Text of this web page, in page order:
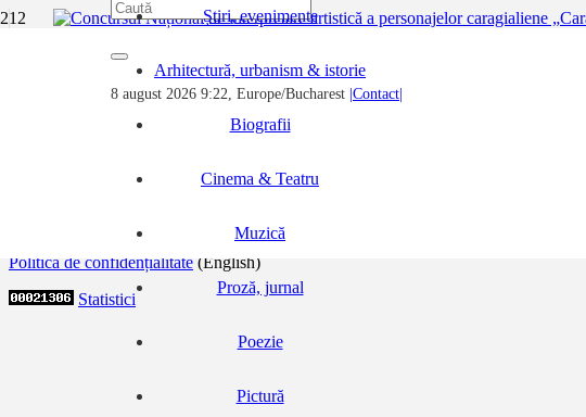
8 august 2026 9:22, Europe/Bucharest |Contact|
Știri, evenimente
Arhitectură, urbanism & istorie
Biografii
Cinema & Teatru
Muzică
Proză, jurnal
Poezie
Pictură
Concursul Național de interpretare artistică a
Pe 31 ianuarie 2026, la Ploiești, a avut loc cea de-a XXVIII-a ediție a
dedicat creativității, expresivității…
Politică de confidențialitate (English)
Statistici